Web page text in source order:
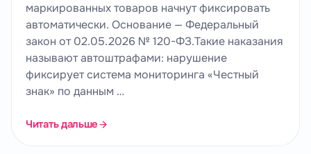
маркированных товаров начнут фиксировать
автоматически. Основание — Федеральный
закон от 02.05.2026 № 120-ФЗ.Такие наказания
называют автоштрафами: нарушение
фиксирует система мониторинга «Честный
знак» по данным …
Читать дальше